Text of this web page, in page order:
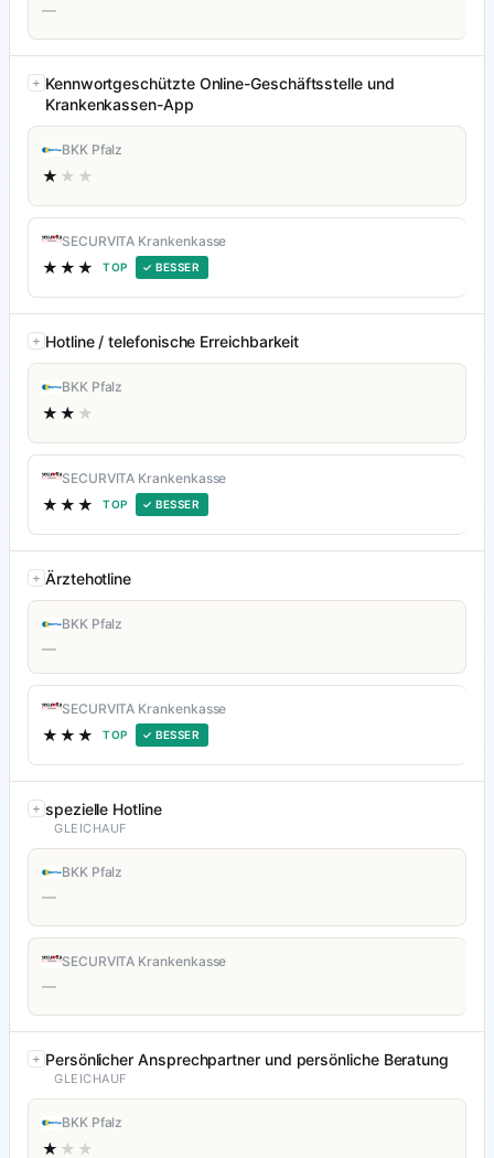
—
Kennwortgeschützte Online-Geschäftsstelle und
Krankenkassen-App
BKK Pfalz
★ ★★
SECURVITA Krankenkasse
★★★ TOP ✓ BESSER
Hotline / telefonische Erreichbarkeit
BKK Pfalz
★★ ★
SECURVITA Krankenkasse
★★★ TOP ✓ BESSER
Ärztehotline
BKK Pfalz
—
SECURVITA Krankenkasse
★★★ TOP ✓ BESSER
spezielle Hotline
GLEICHAUF
BKK Pfalz
—
SECURVITA Krankenkasse
—
Persönlicher Ansprechpartner und persönliche Beratung
GLEICHAUF
BKK Pfalz
★ ★★